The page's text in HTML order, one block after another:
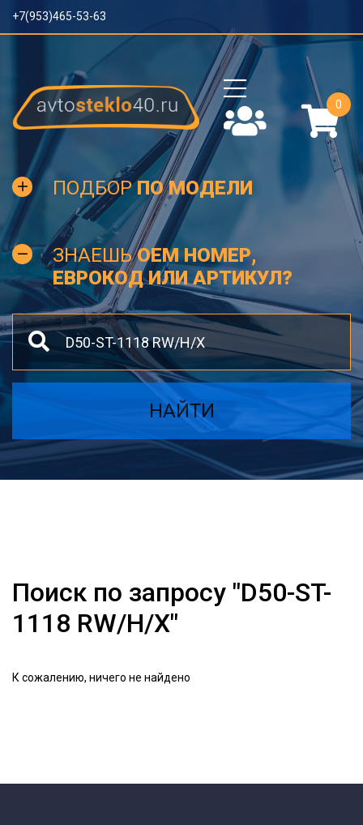
+7(953)465-53-63
0
ПОДБОРПО МОДЕЛИ
ЗНАЕШЬOEM НОМЕР,
ЕВРОКОД ИЛИ АРТИКУЛ?
НАЙТИ
Поиск по запросу "D50-ST-
1118 RW/H/X"
К сожалению, ничего не найдено